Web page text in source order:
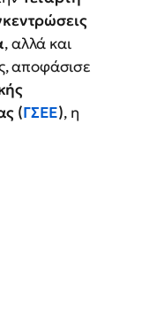
, αλλά και
αποφάσισε
(ΓΣΕΕ), η